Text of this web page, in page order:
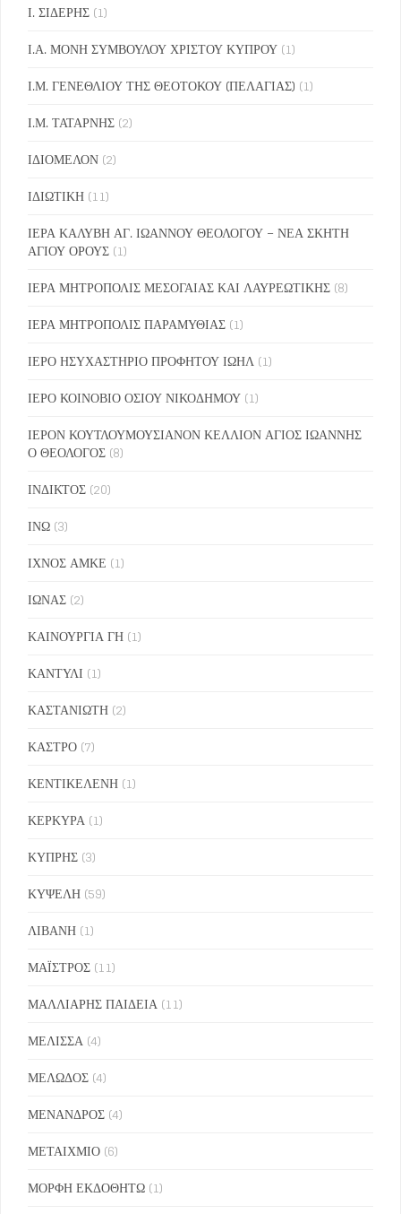
Ι. ΣΙΔΕΡΗΣ (1)
Ι.Α. ΜΟΝΗ ΣΥΜΒΟΥΛΟΥ ΧΡΙΣΤΟΥ ΚΥΠΡΟΥ (1)
Ι.Μ. ΓΕΝΕΘΛΙΟΥ ΤΗΣ ΘΕΟΤΟΚΟΥ (ΠΕΛΑΓΙΑΣ) (1)
Ι.Μ. ΤΑΤΑΡΝΗΣ (2)
ΙΔΙΟΜΕΛΟΝ (2)
ΙΔΙΩΤΙΚΗ (11)
ΙΕΡΑ ΚΑΛΥΒΗ ΑΓ. ΙΩΑΝΝΟΥ ΘΕΟΛΟΓΟΥ – ΝΕΑ ΣΚΗΤΗ
ΑΓΙΟΥ ΟΡΟΥΣ (1)
ΙΕΡΑ ΜΗΤΡΟΠΟΛΙΣ ΜΕΣΟΓΑΙΑΣ ΚΑΙ ΛΑΥΡΕΩΤΙΚΗΣ (8)
ΙΕΡΑ ΜΗΤΡΟΠΟΛΙΣ ΠΑΡΑΜΥΘΙΑΣ (1)
ΙΕΡΟ ΗΣΥΧΑΣΤΗΡΙΟ ΠΡΟΦΗΤΟΥ ΙΩΗΛ (1)
ΙΕΡΟ ΚΟΙΝΟΒΙΟ ΟΣΙΟΥ ΝΙΚΟΔΗΜΟΥ (1)
ΙΕΡΟΝ ΚΟΥΤΛΟΥΜΟΥΣΙΑΝΟΝ ΚΕΛΛΙΟΝ ΑΓΙΟΣ ΙΩΑΝΝΗΣ
Ο ΘΕΟΛΟΓΟΣ (8)
ΙΝΔΙΚΤΟΣ (20)
ΙΝΩ (3)
ΙΧΝΟΣ ΑΜΚΕ (1)
ΙΩΝΑΣ (2)
ΚΑΙΝΟΥΡΓΙΑ ΓΗ (1)
ΚΑΝΤΥΛΙ (1)
ΚΑΣΤΑΝΙΩΤΗ (2)
ΚΑΣΤΡΟ (7)
ΚΕΝΤΙΚΕΛΕΝΗ (1)
ΚΕΡΚΥΡΑ (1)
ΚΥΠΡΗΣ (3)
ΚΥΨΕΛΗ (59)
ΛΙΒΑΝΗ (1)
ΜΑΪΣΤΡΟΣ (11)
ΜΑΛΛΙΑΡΗΣ ΠΑΙΔΕΙΑ (11)
ΜΕΛΙΣΣΑ (4)
ΜΕΛΩΔΟΣ (4)
ΜΕΝΑΝΔΡΟΣ (4)
ΜΕΤΑΙΧΜΙΟ (6)
ΜΟΡΦΗ ΕΚΔΟΘΗΤΩ (1)